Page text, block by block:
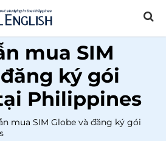
mua SIM
ký gói
Philippines
mua SIM Globe và đăng ký gói